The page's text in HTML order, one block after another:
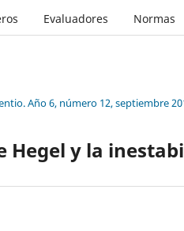
Evaluadores Normas
Año 6, número 12, septiembre
Hegel y la